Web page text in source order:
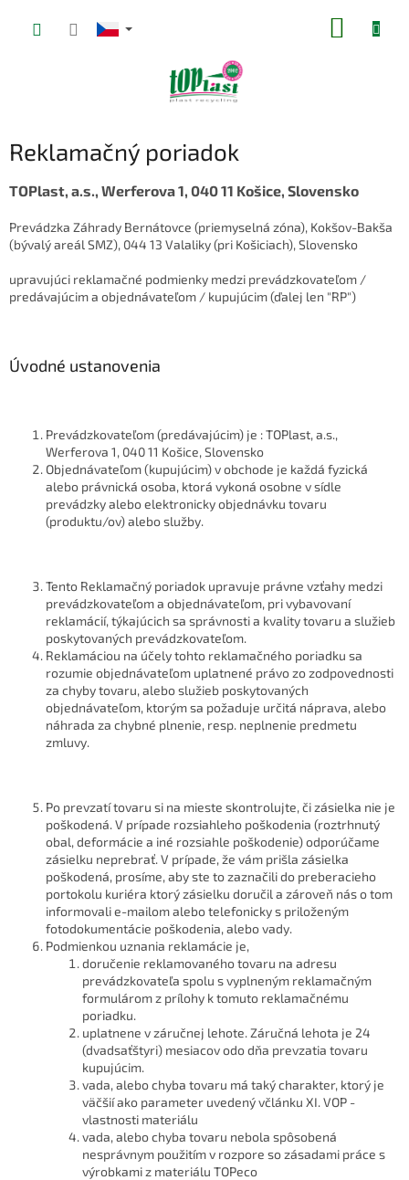
Reklamačný poriadok
TOPlast, a.s., Werferova 1, 040 11 Košice, Slovensko
Prevádzka Záhrady Bernátovce (priemyselná zóna), Kokšov-Bakša
(bývalý areál SMZ), 044 13 Valaliky (pri Košiciach), Slovensko
upravujúci reklamačné podmienky medzi prevádzkovateľom /
predávajúcim a objednávateľom / kupujúcim (ďalej len "RP")
Úvodné ustanovenia
Prevádzkovateľom (predávajúcim) je : TOPlast, a.s.,
Werferova 1, 040 11 Košice, Slovensko
Objednávateľom (kupujúcim) v obchode je každá fyzická
alebo právnická osoba, ktorá vykoná osobne v sídle
prevádzky alebo elektronicky objednávku tovaru
(produktu/ov) alebo služby.
Tento Reklamačný poriadok upravuje právne vzťahy medzi
prevádzkovateľom a objednávateľom, pri vybavovaní
reklamácií, týkajúcich sa správnosti a kvality tovaru a služieb
poskytovaných prevádzkovateľom.
Reklamáciou na účely tohto reklamačného poriadku sa
rozumie objednávateľom uplatnené právo zo zodpovednosti
za chyby tovaru, alebo služieb poskytovaných
objednávateľom, ktorým sa požaduje určitá náprava, alebo
náhrada za chybné plnenie, resp. neplnenie predmetu
zmluvy.
Po prevzatí tovaru si na mieste skontrolujte, či zásielka nie je
poškodená. V prípade rozsiahleho poškodenia (roztrhnutý
obal, deformácie a iné rozsiahle poškodenie) odporúčame
zásielku neprebrať. V prípade, že vám prišla zásielka
poškodená, prosíme, aby ste to zaznačili do preberacieho
portokolu kuriéra ktorý zásielku doručil a zároveň nás o tom
informovali e-mailom alebo telefonicky s priloženým
fotodokumentácie poškodenia, alebo vady.
Podmienkou uznania reklamácie je,
doručenie reklamovaného tovaru na adresu
prevádzkovateľa spolu s vyplneným reklamačným
formulárom z prílohy k tomuto reklamačnému
poriadku.
uplatnene v záručnej lehote. Záručná lehota je 24
(dvadsaťštyri) mesiacov odo dňa prevzatia tovaru
kupujúcim.
vada, alebo chyba tovaru má taký charakter, ktorý je
väčšií ako parameter uvedený včlánku XI. VOP -
vlastnosti materiálu
vada, alebo chyba tovaru nebola spôsobená
nesprávnym použitím v rozpore so zásadami práce s
výrobkami z materiálu TOPeco